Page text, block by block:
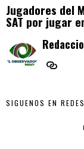
Jugadores del
SAT por jugar
SIGUENOS EN REDES